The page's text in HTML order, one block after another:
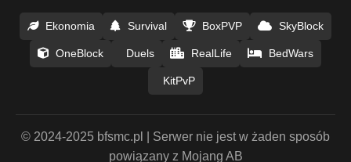
Ekonomia Survival BoxPVP SkyBlock
OneBlock Duels RealLife BedWars
KitPvP
© 2024-2025 bfsmc.pl | Serwer nie jest w żaden sposób
powiązany z Mojang AB